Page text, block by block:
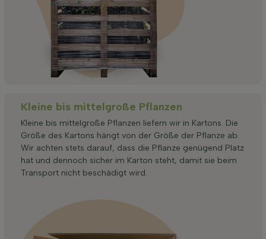
Kleine bis mittelgroße Pflanzen
Kleine bis mittelgroße Pflanzen liefern wir in Kartons. Die
Größe des Kartons hängt von der Größe der Pflanze ab.
Wir achten stets darauf, dass die Pflanze genügend Platz
hat und dennoch sicher im Karton steht, damit sie beim
Transport nicht beschädigt wird.